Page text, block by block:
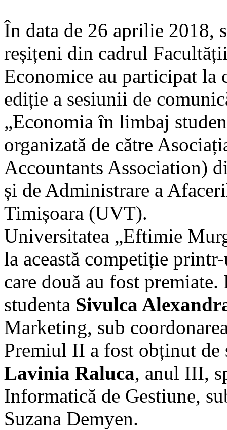
În data de 26 aprilie 2018,
reșițeni din cadrul
Economice au participat la
ediție a sesiunii de
„Economia în limbaj
organizată de către
Accountants Association)
și de Administrare a
Timișoara (UVT).
Universitatea „Eftimie
la această competiție
care două au fost
studenta Sivulca
Marketing, sub
Premiul II a fost obținut de
Lavinia Raluca, anul III,
Informatică de Gestiune,
Suzana Demyen.